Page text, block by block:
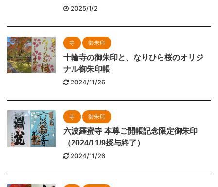
2025/1/2
寺 御朱印
十輪寺の御朱印と、なりひら桜のオリジ
ナル御朱印帳
2024/11/26
寺 御朱印
六波羅蜜寺 本尊ご開帳記念限定御朱印
（2024/11/9授与終了）
2024/11/26